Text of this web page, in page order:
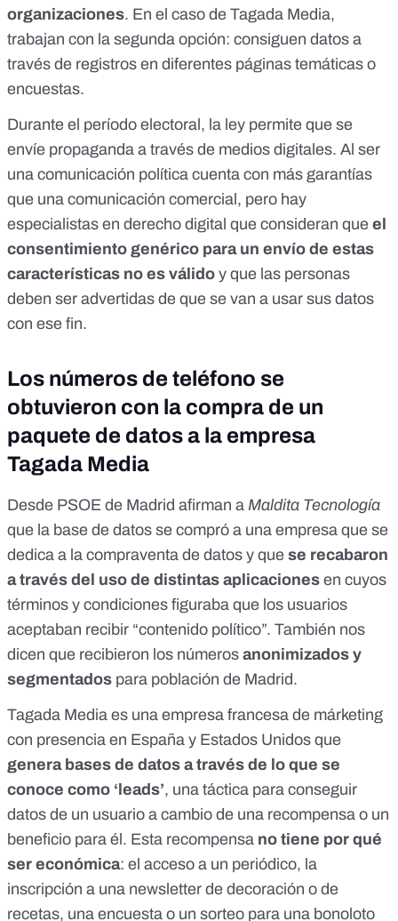
organizaciones. En el caso de Tagada Media,
trabajan con la segunda opción: consiguen datos a
través de registros en diferentes páginas temáticas o
encuestas.
Durante el período electoral, la ley permite que se
envíe propaganda a través de medios digitales. Al ser
una comunicación política cuenta con más garantías
que una comunicación comercial, pero hay
especialistas en derecho digital que consideran que el
consentimiento genérico para un envío de estas
características no es válido y que las personas
deben ser advertidas de que se van a usar sus datos
con ese fin.
Los números de teléfono se
obtuvieron con la compra de un
paquete de datos a la empresa
Tagada Media
Desde PSOE de Madrid afirman a Maldita Tecnología
que la base de datos se compró a una empresa que se
dedica a la compraventa de datos y que se recabaron
a través del uso de distintas aplicaciones en cuyos
términos y condiciones figuraba que los usuarios
aceptaban recibir “contenido político”. También nos
dicen que recibieron los números anonimizados y
segmentados para población de Madrid.
Tagada Media es una empresa francesa de márketing
con presencia en España y Estados Unidos que
genera bases de datos a través de lo que se
conoce como ‘ leads’, una táctica para conseguir
datos de un usuario a cambio de una recompensa o un
beneficio para él. Esta recompensa no tiene por qué
ser económica: el acceso a un periódico, la
inscripción a una newsletter de decoración o de
recetas, una encuesta o un sorteo para una bonoloto